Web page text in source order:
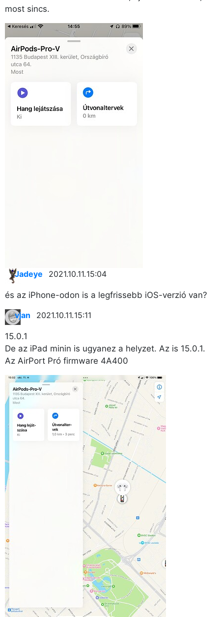
most sincs.
Jadeye 2021.10.11. 15:04
és az iPhone-odon is a legfrissebb iOS-verzió van?
vjan 2021.10.11. 15:11
15.0.1
De az iPad minin is ugyanez a helyzet. Az is 15.0.1.
Az AirPort Pró firmware 4A400